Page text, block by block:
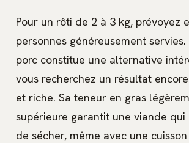
Pour un rôti de 2 à 3 kg, prévoyez
personnes généreusement servies.
porc constitue une alternative
vous recherchez un résultat
et riche. Sa teneur en gras
supérieure garantit une viande qui
de sécher, même avec une